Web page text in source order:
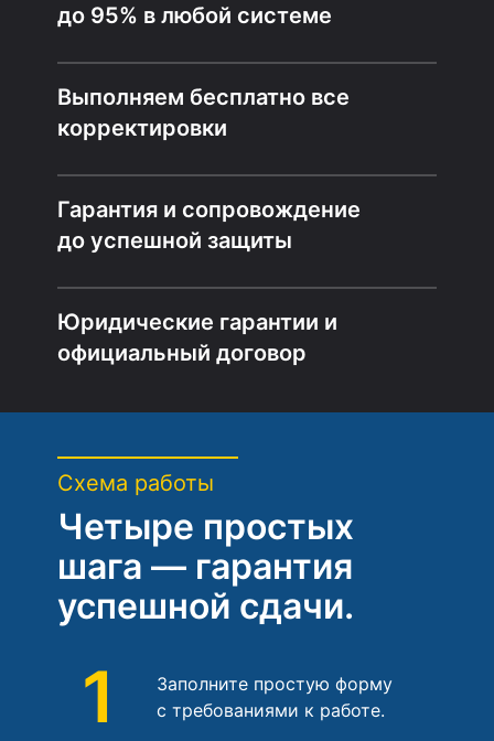
до 95% в любой системе
Выполняем бесплатно все
корректировки
Гарантия и сопровождение
до успешной защиты
Юридические гарантии и
официальный договор
Схема работы
Четыре простых
шага — гарантия
успешной сдачи.
1
Заполните простую форму
с требованиями к работе.